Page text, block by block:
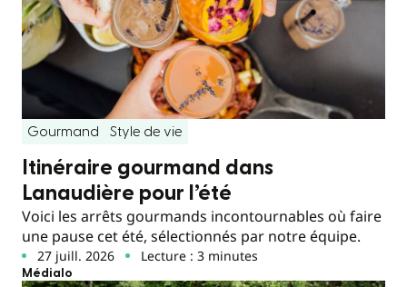
Gourmand Style de vie
Itinéraire gourmand dans
Lanaudière pour l’été
Voici les arrêts gourmands incontournables où faire
une pause cet été, sélectionnés par notre équipe.
27 juill. 2026 Lecture : 3 minutes
Médialo